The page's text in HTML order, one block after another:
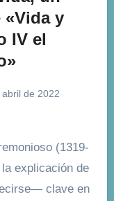
«Vida y
IV el
de 2022
(1319-
explicación de
clave en